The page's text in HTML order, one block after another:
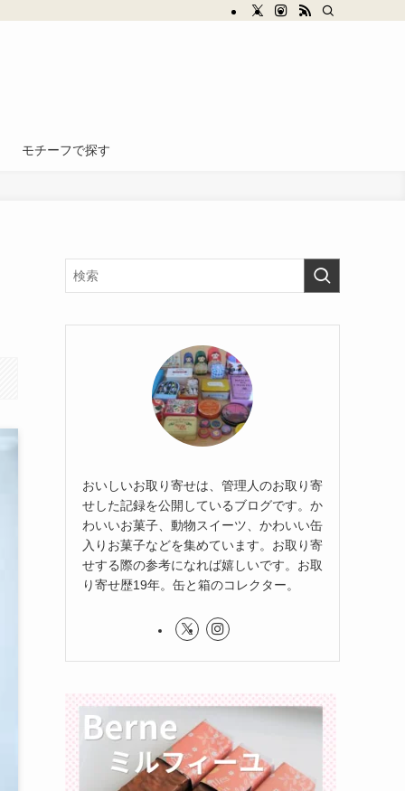
モチーフで探す
おいしいお取り寄せは、管理人のお取り寄
せした記録を公開しているブログです。か
わいいお菓子、動物スイーツ、かわいい缶
入りお菓子などを集めています。お取り寄
せする際の参考になれば嬉しいです。お取
り寄せ歴19年。缶と箱のコレクター。